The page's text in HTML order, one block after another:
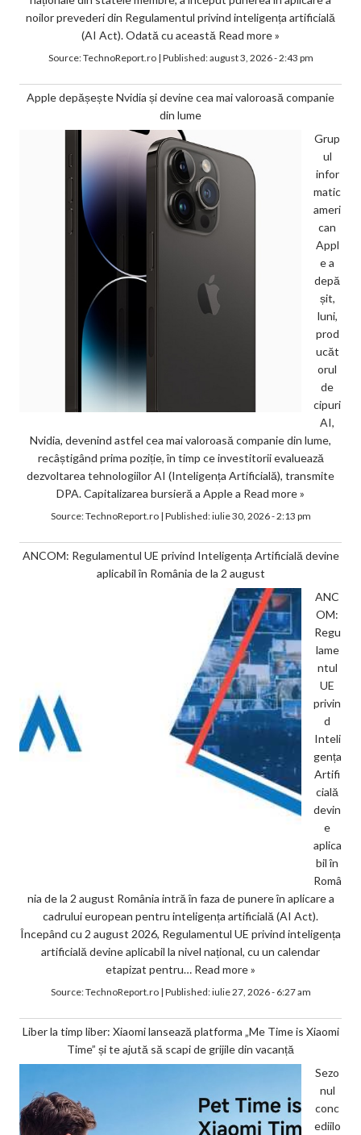
noilor prevederi din Regulamentul privind inteligența artificială
(AI Act). Odată cu această Read more »
Source:TechnoReport.ro| Published:august 3, 2026 - 2:43 pm
Apple depășește Nvidia și devine cea mai valoroasă companie
din lume
Grup
ul
infor
matic
ameri
can
Appl
e a
depă
șit,
luni,
prod
ucăt
orul
de
cipuri
AI,
Nvidia, devenind astfel cea mai valoroasă companie din lume,
recâștigând prima poziție, în timp ce investitorii evaluează
dezvoltarea tehnologiilor AI (Inteligența Artificială), transmite
DPA. Capitalizarea bursieră a Apple a Read more »
Source:TechnoReport.ro| Published:iulie 30, 2026 - 2:13 pm
ANCOM: Regulamentul UE privind Inteligența Artificială devine
aplicabil în România de la 2 august
ANC
OM:
Regu
lame
ntul
UE
privin
d
Inteli
gența
Artifi
cială
devin
e
aplica
bil în
Româ
nia de la 2 august România intră în faza de punere în aplicare a
cadrului european pentru inteligența artificială (AI Act).
Începând cu 2 august 2026, Regulamentul UE privind inteligența
artificială devine aplicabil la nivel național, cu un calendar
etapizat pentru… Read more »
Source:TechnoReport.ro| Published:iulie 27, 2026 - 6:27 am
Liber la timp liber: Xiaomi lansează platforma „Me Time is Xiaomi
Time” și te ajută să scapi de grijile din vacanță
Sezo
nul
conc
ediilo